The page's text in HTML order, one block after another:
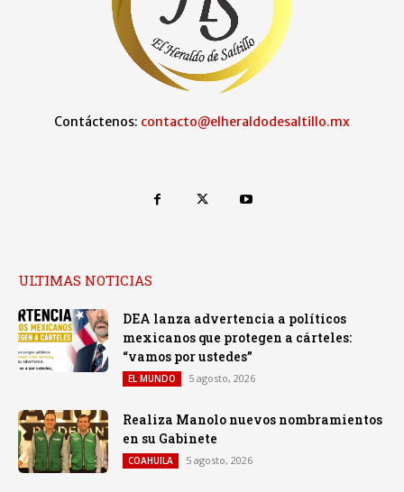
Contáctenos: contacto@elheraldodesaltillo.mx
ULTIMAS NOTICIAS
DEA lanza advertencia a políticos
mexicanos que protegen a cárteles:
“vamos por ustedes”
EL MUNDO 5 agosto, 2026
Realiza Manolo nuevos nombramientos
en su Gabinete
COAHUILA 5 agosto, 2026